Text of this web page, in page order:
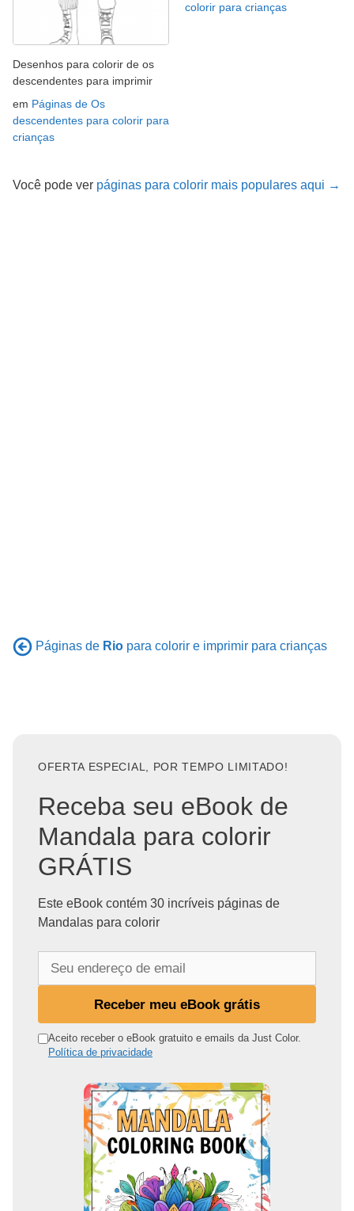
Desenhos para colorir de os
descendentes para imprimir
em Páginas de Os
descendentes para colorir para
crianças
colorir para crianças
Você pode ver páginas para colorir mais populares aqui →
Páginas de Rio para colorir e imprimir para crianças
OFERTA ESPECIAL, POR TEMPO LIMITADO!
Receba seu eBook de
Mandala para colorir
GRÁTIS
Este eBook contém 30 incríveis páginas de
Mandalas para colorir
n
Receber meu eBook grátis
Aceito receber o eBook gratuito e emails da Just Color.
Política de privacidade